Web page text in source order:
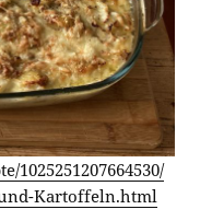
1025251207664530/
Kartoffeln.html